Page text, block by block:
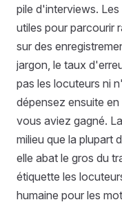
pile d'interviews.
utiles pour parcourir
sur des
jargon, le taux
pas les locuteurs ni
dépensez ensuite
vous aviez gagné.
milieu que la plupart
elle abat le gros du
étiquette les
humaine pour les